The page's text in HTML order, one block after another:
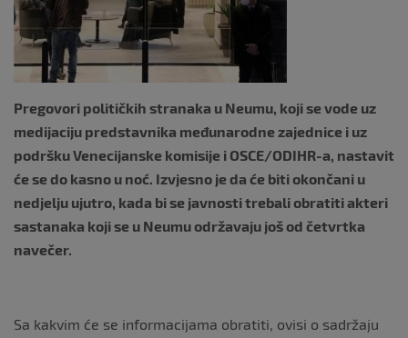
Pregovori političkih stranaka u Neumu, koji se vode uz
medijaciju predstavnika međunarodne zajednice i uz
podršku Venecijanske komisije i OSCE/ODIHR-a, nastavit
će se do kasno u noć. Izvjesno je da će biti okončani u
nedjelju ujutro, kada bi se javnosti trebali obratiti akteri
sastanaka koji se u Neumu održavaju još od četvrtka
navečer.
Sa kakvim će se informacijama obratiti, ovisi o sadržaju